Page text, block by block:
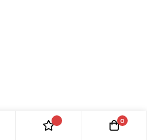
0